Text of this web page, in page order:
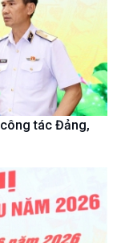
tác Đảng,